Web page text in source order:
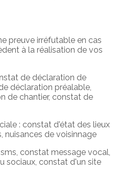
preuve irréfutable en cas
à la réalisation de vos
de déclaration de
déclaration préalable,
de chantier, constat de
: constat d'état des lieux
nuisances de voisinnage
constat message vocal,
sociaux, constat d'un site